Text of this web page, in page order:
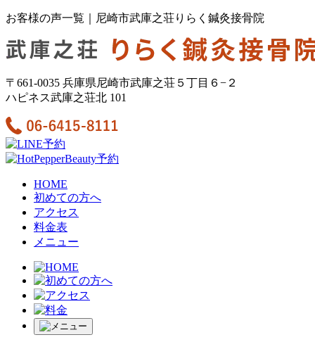
お客様の声一覧｜尼崎市武庫之荘りらく鍼灸接骨院
〒661-0035 兵庫県尼崎市武庫之荘５丁目６−２
ハピネス武庫之荘北 101
HOME
初めての方へ
アクセス
料金表
メニュー